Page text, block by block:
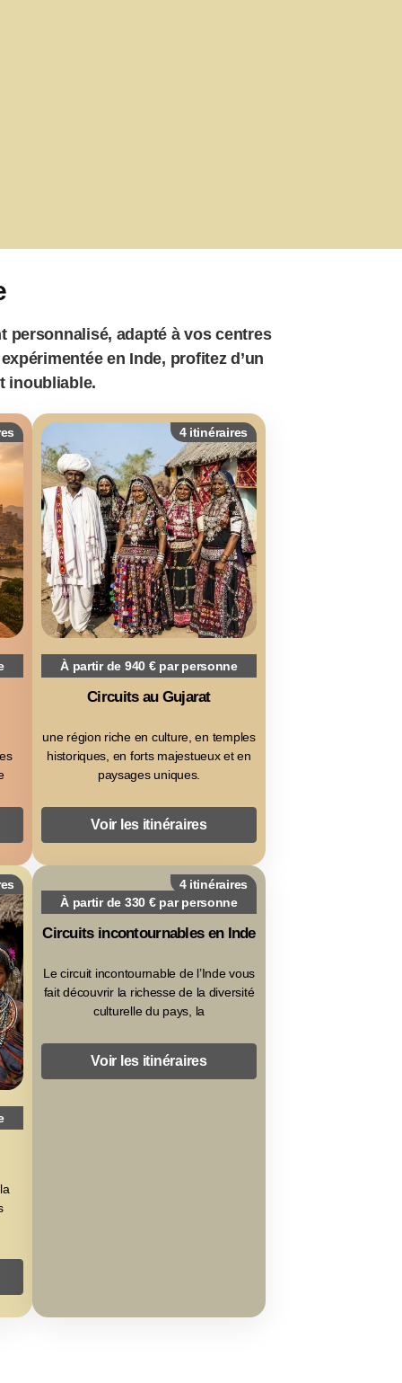
personnalisé, adapté à vos centres
en Inde, profitez d’un
inoubliable.
4 itinéraires
À partir de 940 € par personne
Circuits au Gujarat
une région riche en culture, en temples
historiques, en forts majestueux et en
paysages uniques.
Voir les itinéraires
4 itinéraires
À partir de 330 € par personne
Circuits incontournables en Inde
Le circuit incontournable de l’Inde vous
fait découvrir la richesse de la diversité
culturelle du pays, la
Voir les itinéraires